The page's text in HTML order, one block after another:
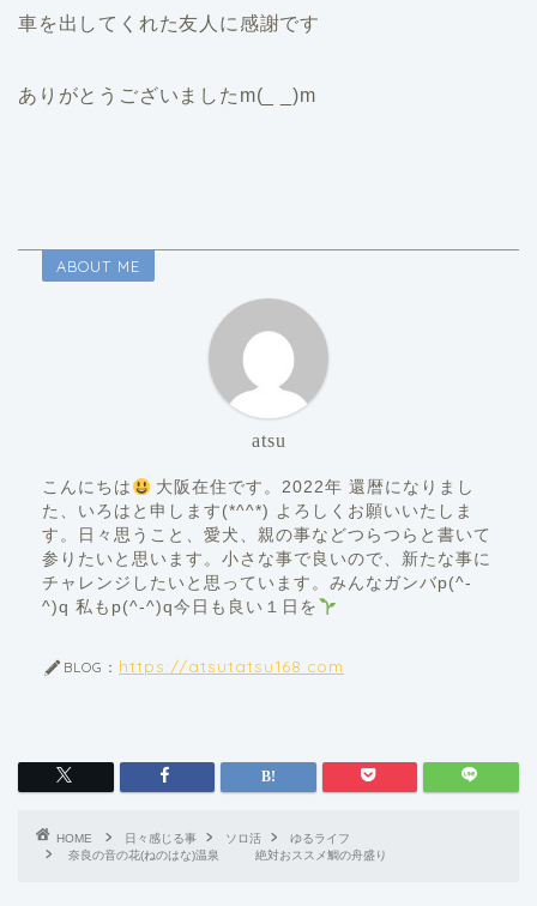
車を出してくれた友人に感謝です
ありがとうございましたm(_ _)m
ABOUT ME
atsu
こんにちは
大阪在住です。2022年 還暦になりまし
た、いろはと申します(*^^*) よろしくお願いいたしま
す。日々思うこと、愛犬、親の事などつらつらと書いて
参りたいと思います。小さな事で良いので、新たな事に
チャレンジしたいと思っています。みんなガンバp(^-
^)q 私もp(^-^)q今日も良い１日を
BLOG： https://atsutatsu168.com
HOME 日々感じる事 ソロ活
ゆるライフ
奈良の音の花(ねのはな)温泉 絶対おススメ鯛の舟盛り